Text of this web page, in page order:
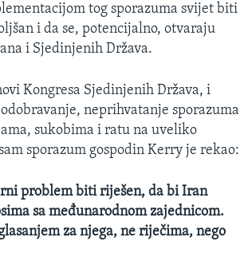
tog sporazuma svijet biti
i da se, potencijalno, otvaraju
i Sjedinjenih Država.
Kongresa Sjedinjenih Država, i
neprihvatanje sporazuma
sukobima i ratu na uveliko
sporazum gospodin Kerry je rekao:
problem biti riješen, da bi Iran
sa međunarodnom zajednicom.
za njega, ne riječima, nego